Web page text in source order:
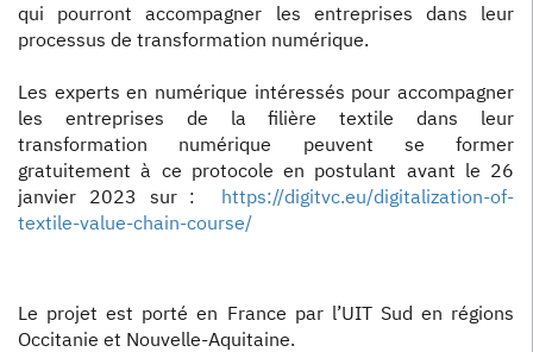
qui pourront accompagner les entreprises dans leur
processus de transformation numérique.
Les experts en numérique intéressés pour accompagner
les entreprises de la filière textile dans leur
transformation numérique peuvent se former
gratuitement à ce protocole en postulant avant le 26
janvier 2023 sur : https://digitvc.eu/digitalization-of-
textile-value-chain-course/
Le projet est porté en France par l’UIT Sud en régions
Occitanie et Nouvelle-Aquitaine.